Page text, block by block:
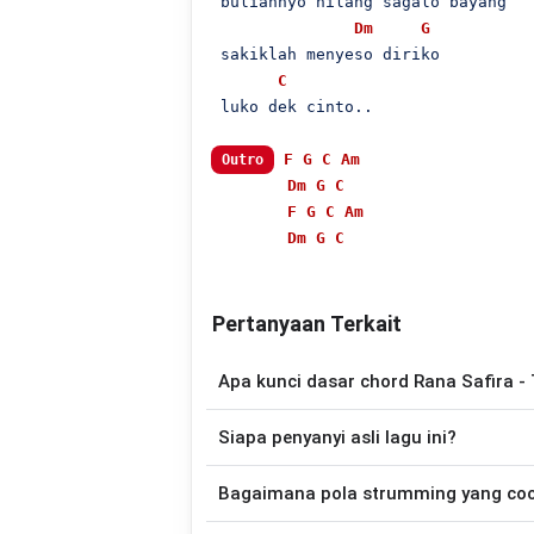
Dm
G
sakiklah menyeso diriko
C
luko dek cinto..
Outro F G C Am
Dm G C
F G C Am
Dm G C
Pertanyaan Terkait
Apa kunci dasar chord Rana Safira -
disederhanakan sehingga lebih mudah
memainkan lagu ini.
Siapa penyanyi asli lagu ini?
versi chord gitar yang lebih
Bagaimana pola strumming yang